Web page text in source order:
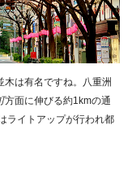
木は有名ですね。八重洲
方面に伸びる約1kmの通
ライトアップが行われ都